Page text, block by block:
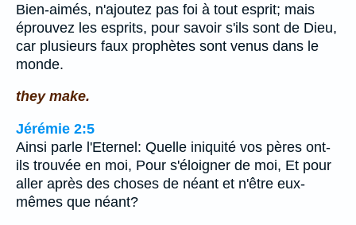
Bien-aimés, n'ajoutez pas foi à tout esprit; mais
éprouvez les esprits, pour savoir s'ils sont de Dieu,
car plusieurs faux prophètes sont venus dans le
monde.
they make.
Jérémie 2:5
Ainsi parle l'Eternel: Quelle iniquité vos pères ont-
ils trouvée en moi, Pour s'éloigner de moi, Et pour
aller après des choses de néant et n'être eux-
mêmes que néant?